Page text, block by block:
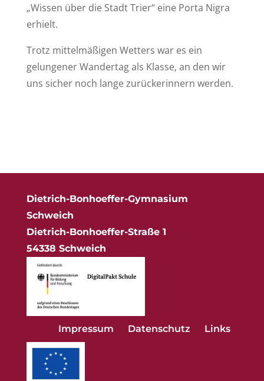
„Wissen über die Stadt Trier“ eine Porta Nigra
erhielt.
Trotz mittelmäßigen Wetters war es ein
gelungener Wandertag als Klasse, an den wir
uns sicher noch lange zurückerinnern werden.
Dietrich-Bonhoeffer-Gymnasium
Schweich
Dietrich-Bonhoeffer-Straße 1
54338 Schweich
Impressum Datenschutz Links